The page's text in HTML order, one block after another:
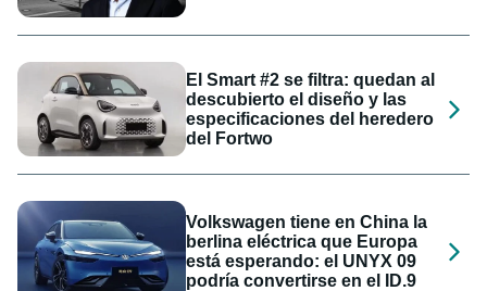
El Smart #2 se filtra: quedan al
descubierto el diseño y las
especificaciones del heredero
del Fortwo
Volkswagen tiene en China la
berlina eléctrica que Europa
está esperando: el UNYX 09
podría convertirse en el ID.9